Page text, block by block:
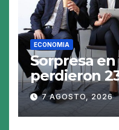
ECONOMIA
Sorpresa en
perdieron
julio y el
las
tasas
7 AGOSTO, 2026